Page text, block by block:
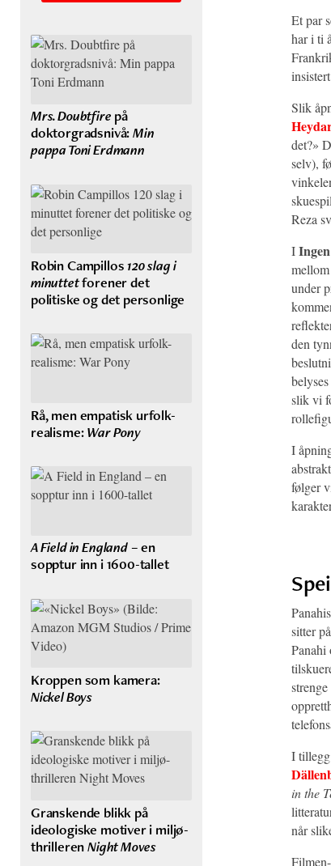
Et par
har i ti
Slik
det?»
selv),
Reza
I
under
den
slik vi
I
følger
sitter
I
in the
når
Mrs. Doubtfire på
doktorgradsnivå:Min
pappa Toni Erdmann
Robin Campillos120 slag i
minuttetforener det
politiske og det personlige
Rå, men empatisk urfolk-
realisme:War Pony
A Field in England– en
sopptur inn i 1600-tallet
Kroppen som kamera:
Nickel Boys
Granskende blikk på
ideologiske motiver i miljø-
thrillerenNight Moves